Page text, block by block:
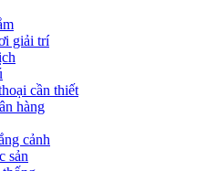
giải trí
cần thiết
hàng
cảnh
sản